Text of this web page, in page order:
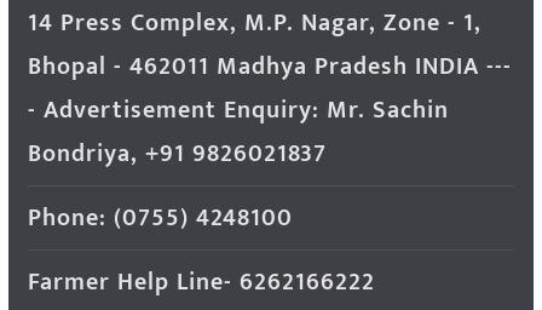
14 Press Complex, M.P. Nagar, Zone - 1,
Bhopal - 462011 Madhya Pradesh INDIA ---
- Advertisement Enquiry: Mr. Sachin
Bondriya, +91 9826021837
Phone: (0755) 4248100
Farmer Help Line- 6262166222